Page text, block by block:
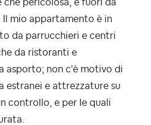
pericolosa, e fuori da
mio appartamento è in
da parrucchieri e centri
da ristoranti e
asporto; non c'è motivo di
estranei e attrezzature su
controllo, e per le quali